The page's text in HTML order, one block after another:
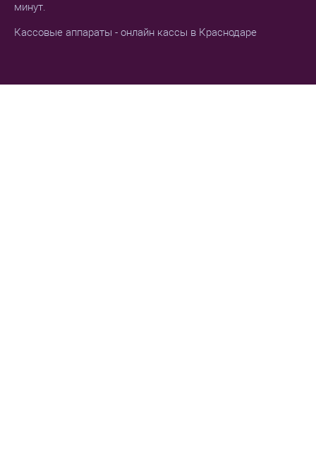
минут.
Кассовые аппараты - онлайн кассы в Краснодаре